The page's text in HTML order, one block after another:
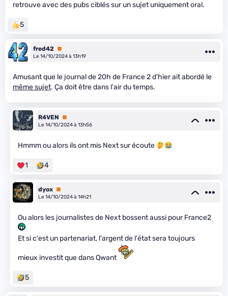
retrouve avec des pubs ciblés sur un sujet uniquement oral.
5
fred42 Premium
Le 14/10/2024 à 13h19
Amusant que le journal de 20h de France 2 d'hier ait abordé le
même sujet. Ça doit être dans l'air du temps.
R4VEN
Premium
Le 14/10/2024 à 13h56
Hmmm ou alors ils ont mis Next sur écoute
1 4
dyox Premium
Le 14/10/2024 à 14h21
Ou alors les journalistes de Next bossent aussi pour France2
Et si c'est un partenariat, l'argent de l'état sera toujours
mieux investit que dans Qwant
5